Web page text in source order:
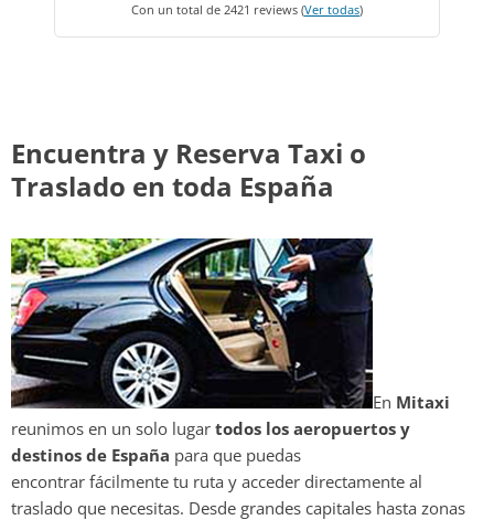
Con un total de 2421 reviews (Ver todas)
Encuentra y Reserva Taxi o
Traslado en toda España
En Mitaxi
reunimos en un solo lugar todos los aeropuertos y
destinos de España para que puedas
encontrar fácilmente tu ruta y acceder directamente al
traslado que necesitas. Desde grandes capitales hasta zonas